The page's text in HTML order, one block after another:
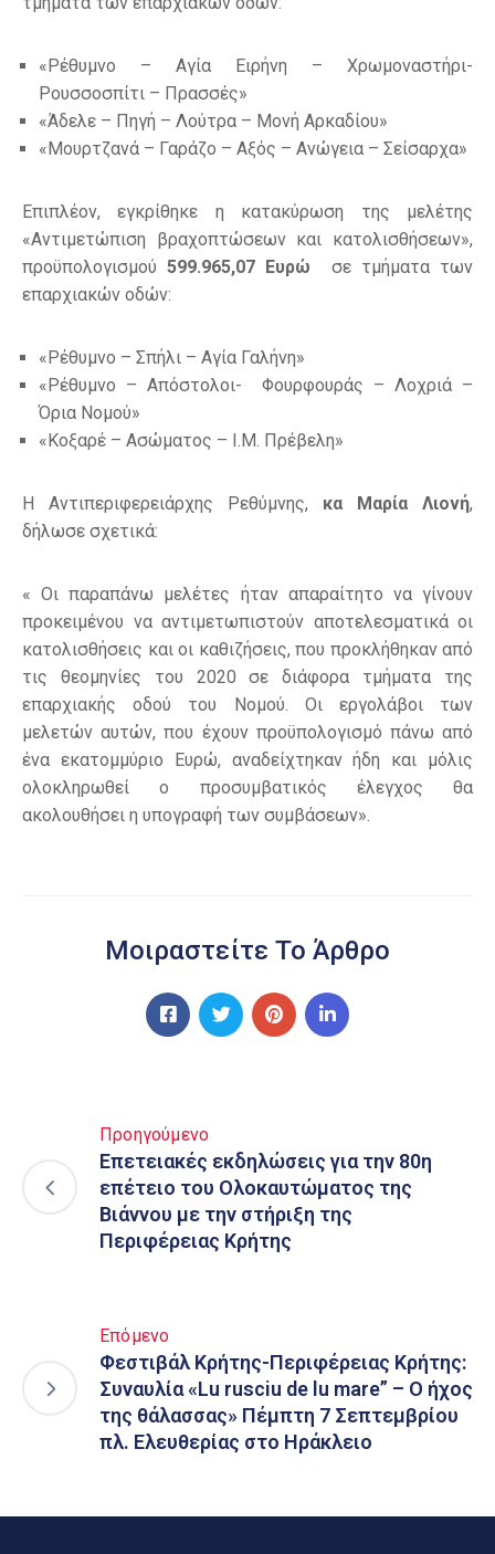
«Ρέθυμνο – Αγία Ειρήνη – Χρωμοναστήρι-
Ρουσσοσπίτι – Πρασσές»
«Άδελε – Πηγή – Λούτρα – Μονή Αρκαδίου»
«Μουρτζανά – Γαράζο – Αξός – Ανώγεια – Σείσαρχα»
Επιπλέον, εγκρίθηκε η κατακύρωση της μελέτης
«Αντιμετώπιση βραχοπτώσεων και κατολισθήσεων»,
προϋπολογισμού599.965,07 Ευρώ σε τμήματα των
επαρχιακών οδών:
«Ρέθυμνο – Σπήλι – Αγία Γαλήνη»
«Ρέθυμνο – Απόστολοι- Φουρφουράς – Λοχριά –
Όρια Νομού»
«Κοξαρέ – Ασώματος – Ι.Μ. Πρέβελη»
Η Αντιπεριφερειάρχης Ρεθύμνης, κα Μαρία Λιονή,
δήλωσε σχετικά:
« Οι παραπάνω μελέτες ήταν απαραίτητο να γίνουν
προκειμένου να αντιμετωπιστούν αποτελεσματικά οι
κατολισθήσεις και οι καθιζήσεις, που προκλήθηκαν από
τις θεομηνίες του 2020 σε διάφορα τμήματα της
επαρχιακής οδού του Νομού. Οι εργολάβοι των
μελετών αυτών, που έχουν προϋπολογισμό πάνω από
ένα εκατομμύριο Ευρώ, αναδείχτηκαν ήδη και μόλις
ολοκληρωθεί ο προσυμβατικός έλεγχος θα
ακολουθήσει η υπογραφή των συμβάσεων».
Μοιραστείτε Το Άρθρο
Προηγούμενο
Επετειακές εκδηλώσεις για την 80η
επέτειο του Ολοκαυτώματος της
Βιάννου με την στήριξη της
Περιφέρειας Κρήτης
Επόμενο
Φεστιβάλ Κρήτης-Περιφέρειας Κρήτης:
Συναυλία «Lu rusciu de lu mare” – Ο ήχος
της θάλασσας» Πέμπτη 7 Σεπτεμβρίου
πλ. Ελευθερίας στο Ηράκλειο